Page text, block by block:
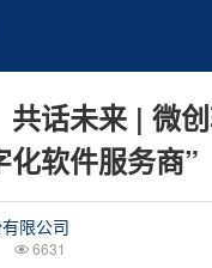
共话未来 | 微
化软件服务商”
限公司
6631